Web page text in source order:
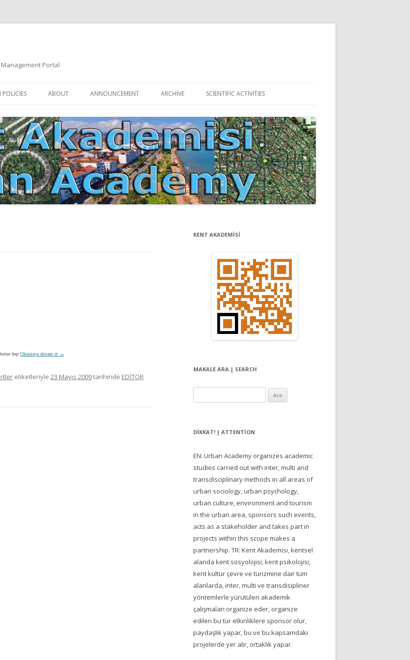
Portal
atla
| PROCESS GUIDE
| ETHICAL RULES
ABOUT
EDITORIAL BOARD
ETIK KURUL | ETHICAL BOARDS
İNDEKSLER
JOURNAL HISTORY | DERGI
TARIHÇESI
ADVERTISEMENT FEE
ANNOUNCEMENT ARCHIVE SCIENTIFIC ACTIVITIES
hep Okumaya devam et →
etiketleriyle 23 Mayıs 2009tarihinde EDİTÖR
KENT AKADEMİSİ
MAKALE ARA | SEARCH
DIKKAT! | ATTENTION
EN: Urban Academy organizes academic
studies carried out with inter, multi and
transdisciplinary methods in all areas of
urban sociology, urban psychology,
urban culture, environment and tourism
in the urban area, sponsors such events,
acts as a stakeholder and takes part in
projects within this scope makes a
partnership. TR: Kent Akademisi, kentsel
alanda kent sosyolojisi, kent psikolojisi,
kent kültür çevre ve turizmine dair tüm
alanlarda, inter, multi ve transdisipliner
yöntemlerle yürütülen akademik
çalışmaları organize eder, organize
edilen bu tür etkinliklere sponsor olur,
paydaşlık yapar, bu ve bu kapsamdaki
projelerde yer alır, ortaklık yapar.